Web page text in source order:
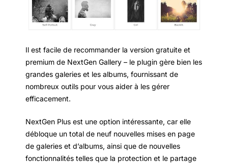
Il est facile de recommander la version gratuite et
premium de NextGen Gallery – le plugin gère bien les
grandes galeries et les albums, fournissant de
nombreux outils pour vous aider à les gérer
efficacement.
NextGen Plus est une option intéressante, car elle
débloque un total de neuf nouvelles mises en page
de galeries et d’albums, ainsi que de nouvelles
fonctionnalités telles que la protection et le partage